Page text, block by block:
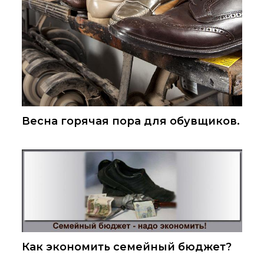
Весна горячая пора для обувщиков.
Как экономить семейный бюджет?